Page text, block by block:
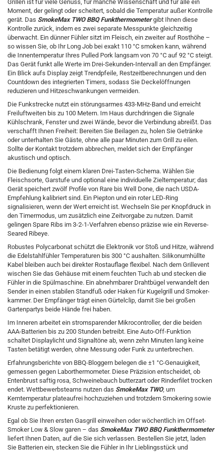
Grillen ist für viele Genuss, für manche Wissenschaft und für alle ein
Moment, der gelingt oder scheitert, sobald die Temperatur außer Kontrolle
gerät. Das SmokeMax TWO BBQ Funkthermometergibt Ihnen diese
Kontrolle zurück, indem es zwei separate Messpunkte gleichzeitig
überwacht. Ein dünner Fühler sitzt im Fleisch, ein zweiter auf Rosthöhe –
so wissen Sie, ob Ihr Long Job bei exakt 110 °C smoken kann, während
die Innen­temperatur Ihres Pulled Pork langsam von 70 °C auf 92 °C steigt.
Das Gerät funkt alle Werte im Drei-Sekunden-Intervall an den Empfänger.
Ein Blick aufs Display zeigt Trend­pfeile, Restzeit­berechnungen und den
Countdown des integrierten Timers, sodass Sie Deckel­öffnungen
reduzieren und Hitze­schwankungen vermeiden.
Die Funk­strecke nutzt ein störungs­armes 433-MHz-Band und erreicht
Freiluftweiten bis zu 100 Metern. Im Haus durchdringen die Signale
Kühlschrank, Fenster und zwei Wände, bevor die Verbindung abreißt. Das
verschafft Ihnen Freiheit: Bereiten Sie Beilagen zu, holen Sie Getränke
oder unterhalten Sie Gäste, ohne alle paar Minuten zum Grill zu eilen.
Sollte der Kontakt trotzdem abbrechen, meldet sich der Empfänger
akustisch und optisch.
Die Bedienung folgt einem klaren Drei-Tasten-Schema. Wählen Sie
Fleisch­sorte, Garstufe und optional eine individuelle Ziel­temperatur; das
Gerät speichert zwölf Profile von Rare bis Well Done, die nach USDA-
Empfehlung kalibriert sind. Ein Piepton und ein roter LED-Ring
signalisieren, wenn der Wert erreicht ist. Wechseln Sie per Knopfdruck in
den Timer­modus, um zusätzlich eine Zeitvorgabe zu nutzen. Damit
gelingen Spare Ribs im 3-2-1-Verfahren ebenso präzise wie ein Reverse-
Seared Ribeye.
Robustes Polycarbonat schützt die Elektronik vor Stoß und Hitze, während
die Edelstahl­fühler Temperaturen bis 300 °C aushalten. Silikon­umhüllte
Kabel bleiben auch bei direkter Rost­auflage flexibel. Nach dem Grillevent
wischen Sie das Gehäuse mit einem feuchten Tuch ab und stecken die
Fühler in die Spülmaschine. Ein abnehmbarer Draht­­bügel verwandelt den
Sender in einen stabilen Standfuß oder Haken für Kugelgrill und Smoker­
kammer. Der Empfänger trägt einen Gürtel­clip, damit Sie bei großen
Garten­partys beide Hände frei haben.
Im Inneren arbeitet ein strom­sparender Mikro­controller, der die beiden
AAA-Batterien bis zu 200 Stunden betreibt. Eine Auto-Off-Funktion
schaltet Display­licht und Signal­töne ab, wenn zehn Minuten lang keine
Tasten betätigt werden, ohne Messung oder Funk zu unterbrechen.
Erfahrungs­berichte von BBQ-Bloggern belegen die ±1 °C-Genauigkeit,
gemessen gegen Labor­thermo­meter. Diese Präzision entscheidet, ob
Entenbrust saftig rosa, Schweinebauch butterzart oder Rinderfilet trocken
endet. Wettbewerbs­teams nutzen das SmokeMax TWO, um
Kerntemperatur plateaufrei hochzuziehen und trotzdem Smokering sowie
Kruste zu perfektionieren.
Egal ob Sie Ihren ersten Gasgrill einweihen oder wöchentlich im Offset-
Smoker Low & Slow garen – das SmokeMax TWO BBQ Funkthermometer
liefert Ihnen Daten, auf die Sie sich verlassen. Bestellen Sie jetzt, laden
Sie Batterien ein, stecken Sie die Fühler in Ihr Lieblings­stück und